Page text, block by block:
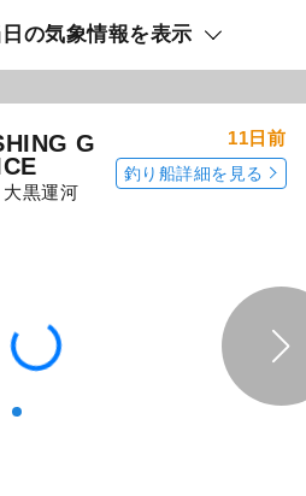
の気象情報を表示
G
黒運河
11日前
釣り船詳細を見る